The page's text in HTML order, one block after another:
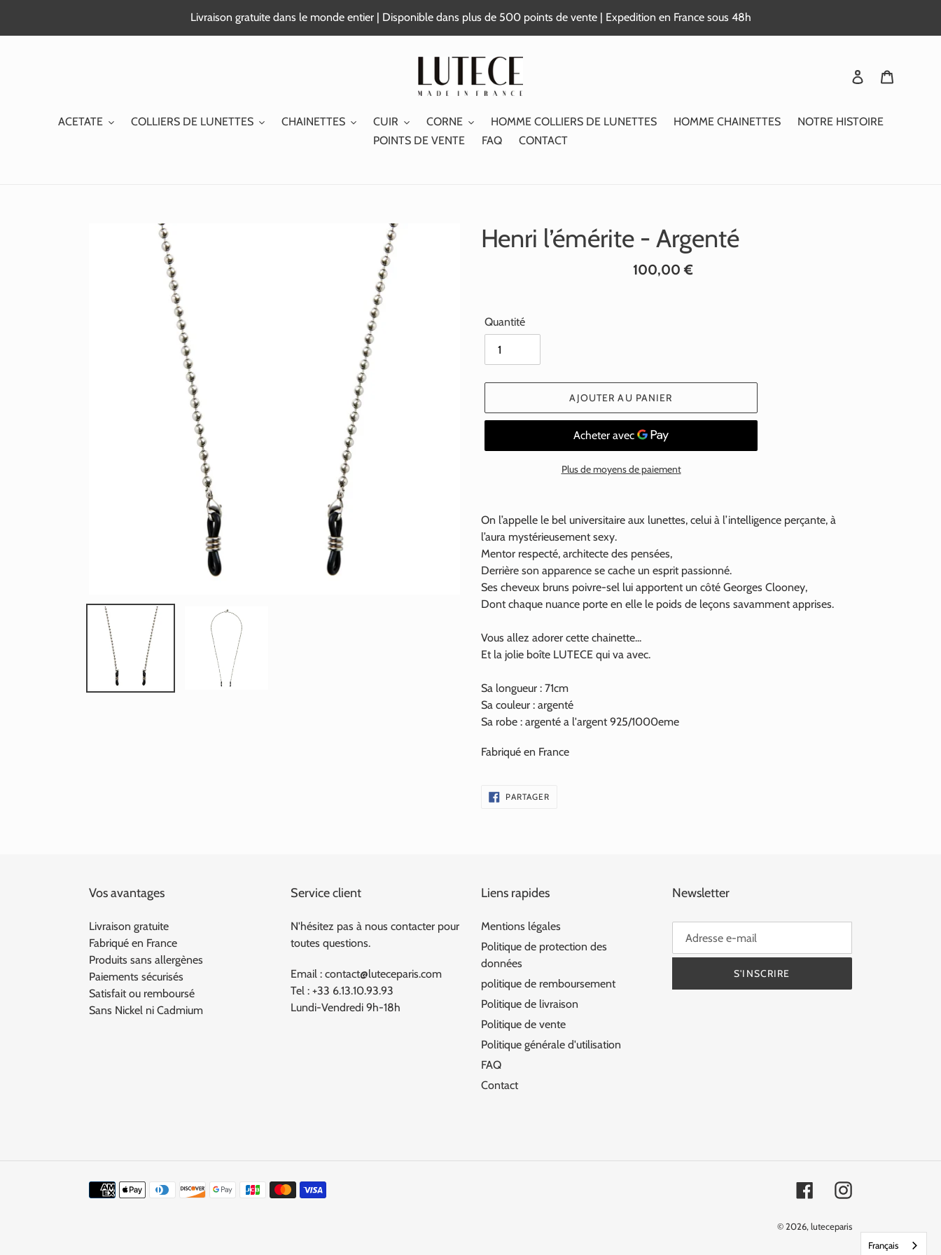
Livraison gratuite dans le monde entier | Disponible dans plus de 500 points de vente | Expedition en France sous 48h
Se connecter
ACETATE COLLIERS DE LUNETTES CHAINETTES CUIR CORNE HOMME COLLIERS DE LUNETTES HOMME CHAINETTES
NOTRE HISTOIRE
POINTS DE VENTE
FAQ CONTACT
Henri l’émérite - Argenté
Prix
100,00 €
Quantité
AJOUTER AU PANIER
Plus de moyens de paiement
d'un
produit
à
votre
panier
On l’appelle le bel universitaire aux lunettes, celui à l’intelligence perçante, à
l’aura mystérieusement sexy.
Mentor respecté, architecte des pensées,
Derrière son apparence se cache un esprit passionné.
Ses cheveux bruns poivre-sel lui apportent un côté Georges Clooney,
Dont chaque nuance porte en elle le poids de leçons savamment apprises.
Vous allez adorer cette chainette...
Et la jolie boîte LUTECE qui va avec.
Sa longueur : 71cm
Sa couleur : argenté
Sa robe : argenté a l'argent 925/1000eme
Fabriqué en France
PARTAGERPARTAGER
SUR
Vos avantages
Livraison gratuite
Fabriqué en France
Produits sans allergènes
Paiements sécurisés
Satisfait ou remboursé
Sans Nickel ni Cadmium
Service client
N'hésitez pas à nous contacter pour
toutes questions.
Email : contact@luteceparis.com
Tel : +33 6.13.10.93.93
Lundi-Vendredi 9h-18h
Liens rapides
Mentions légales
Politique de protection des
données
politique de remboursement
Politique de livraison
Politique de vente
Politique générale d'utilisation
FAQ
Contact
Newsletter
S'INSCRIRE
Moyens
FacebookInstagram
© 2026,luteceparis
Français